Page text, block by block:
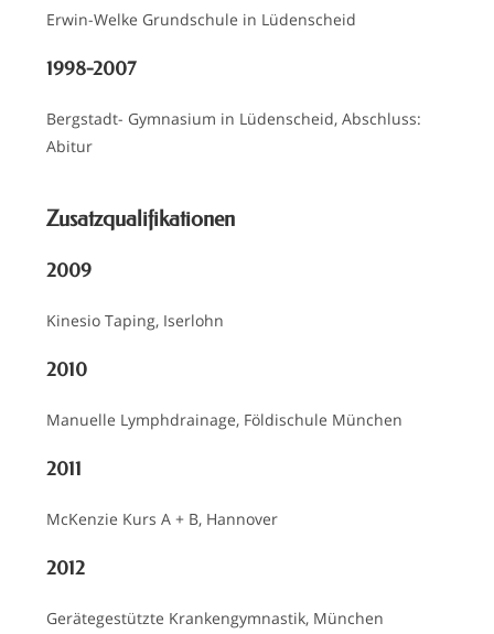
Erwin-Welke Grundschule in Lüdenscheid
1998-2007
Bergstadt- Gymnasium in Lüdenscheid, Abschluss:
Abitur
Zusatzqualifikationen
2009
Kinesio Taping, Iserlohn
2010
Manuelle Lymphdrainage, Földischule München
2011
McKenzie Kurs A + B, Hannover
2012
Gerätegestützte Krankengymnastik, München